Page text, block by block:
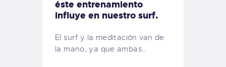
éste entrenamiento
influye en nuestro surf.
El surf y la meditación van de
la mano, ya que ambas…